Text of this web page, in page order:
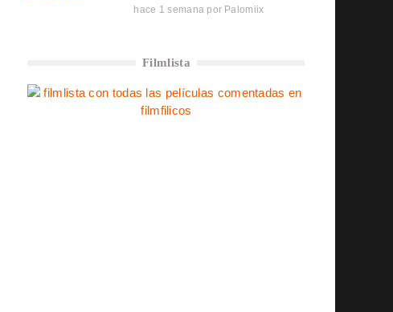
hace 1 semana por Palomiix
Filmlista